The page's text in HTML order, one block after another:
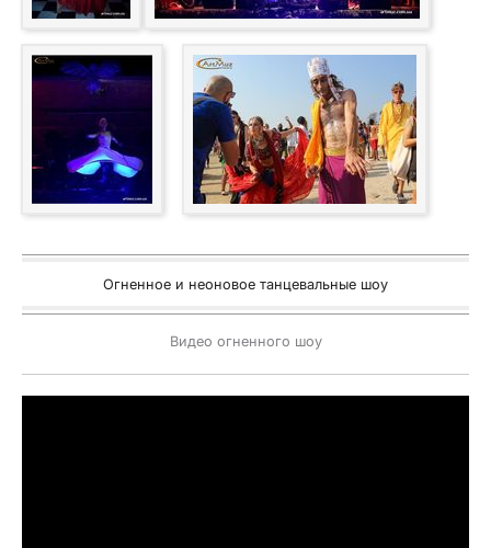
Огненное и неоновое танцевальные шоу
Видео огненного шоу